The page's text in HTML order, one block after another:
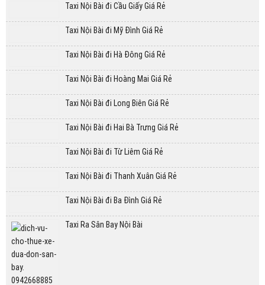
Taxi Nội Bài đi Cầu Giấy Giá Rẻ
Taxi Nội Bài đi Mỹ Đình Giá Rẻ
Taxi Nội Bài đi Hà Đông Giá Rẻ
Taxi Nội Bài đi Hoàng Mai Giá Rẻ
Taxi Nội Bài đi Long Biên Giá Rẻ
Taxi Nội Bài đi Hai Bà Trưng Giá Rẻ
Taxi Nội Bài đi Từ Liêm Giá Rẻ
Taxi Nội Bài đi Thanh Xuân Giá Rẻ
Taxi Nội Bài đi Ba Đình Giá Rẻ
Taxi Ra Sân Bay Nội Bài